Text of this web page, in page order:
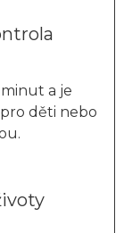
a je
děti nebo